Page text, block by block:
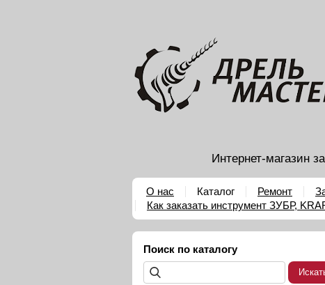
Интернет-магазин
О нас Каталог Ремонт
Как заказать инструмент ЗУБР,
Поиск по каталогу